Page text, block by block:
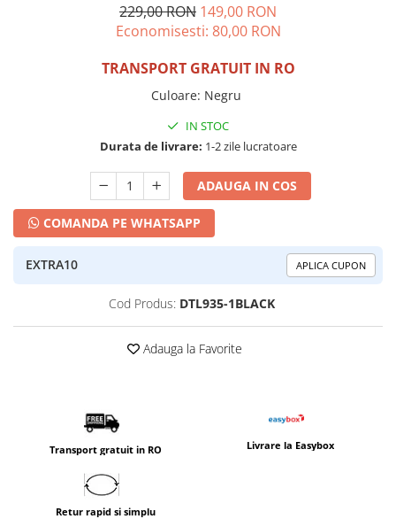
229,00 RON 149,00 RON
Economisesti: 80,00 RON
TRANSPORT GRATUIT IN RO
Culoare: Negru
IN STOC
Durata de livrare: 1-2 zile lucratoare
ADAUGA IN COS
COMANDA PE WHATSAPP
EXTRA10 APLICA CUPON
Cod Produs: DTL935-1BLACK
Adauga la Favorite
Transport gratuit in RO Livrare la Easybox
Retur rapid si simplu